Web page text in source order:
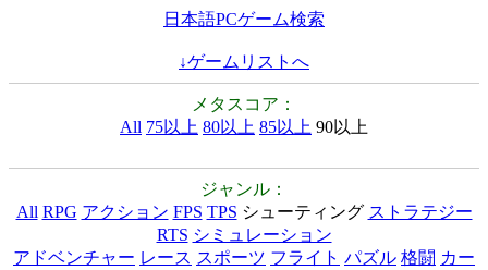
日本語PCゲーム検索
↓ゲームリストへ
メタスコア：
All 75以上 80以上 85以上 90以上
ジャンル：
All RPG アクション FPS TPS シューティング ストラテジー
RTS シミュレーション
アドベンチャー レース スポーツ フライト パズル 格闘 カー